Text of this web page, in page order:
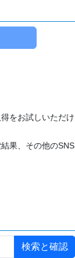
をお試しいただけ
果、その他のSNS